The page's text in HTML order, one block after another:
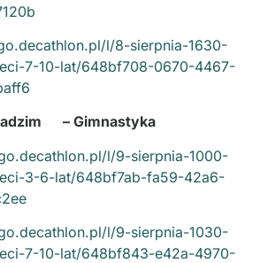
l/8-sierpnia-1630-
7-10-lat/648bf708-0670-4467-
– Gimnastyka
l/9-sierpnia-1000-
3-6-lat/648bf7ab-fa59-42a6-
l/9-sierpnia-1030-
7-10-lat/648bf843-e42a-4970-